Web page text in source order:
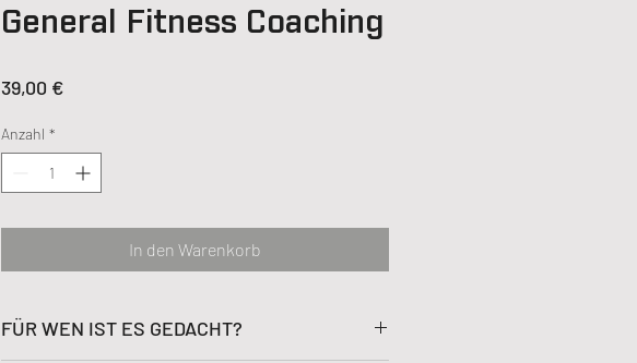
General Fitness Coaching
39,00 €Preis
Anzahl *
In den Warenkorb
FÜR WEN IST ES GEDACHT?